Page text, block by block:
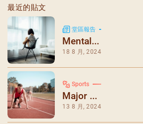
最近的貼文
堂區報告
Mental...
18 8 月, 2024
Sports
Major ...
13 8 月, 2024